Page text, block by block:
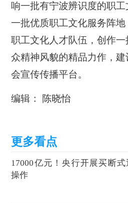
响一批有宁波辨识度的职
一批优质职工文化服务阵
职工文化人才队伍，创作
众精神风貌的精品力作，
会宣传传播平台。
编辑： 陈晓怡
17000亿元！央行开展买断式
操作